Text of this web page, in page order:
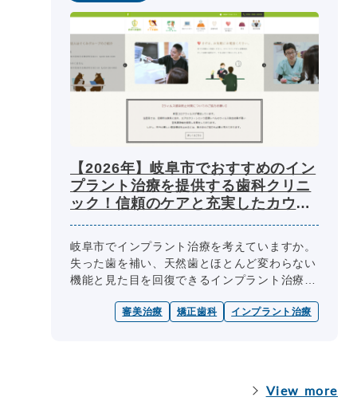
【2026年】岐阜市でおすすめのイン
プラント治療を提供する歯科クリニ
ック！信頼のケアと充実したカウン
セリング
岐阜市でインプラント治療を考えていますか。
失った歯を補い、天然歯とほとんど変わらない
機能と見た目を回復できるインプラント治療
骨に人工歯根を埋め込む手術を伴うた...
審美治療 矯正歯科 インプラント治療
View more